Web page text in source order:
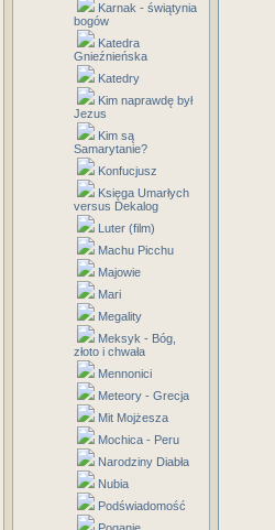
Karnak - świątynia
bogów
Katedra
Gnieźnieńska
Katedry
Kim naprawdę był
Jezus
Kim są
Samarytanie?
Konfucjusz
Księga Umarłych
versus Dekalog
Luter (film)
Machu Picchu
Majowie
Mari
Megality
Meksyk - Bóg,
złoto i chwała
Mennonici
Meteory - Grecja
Mit Mojżesza
Mochica - Peru
Narodziny Diabła
Nubia
Podświadomość